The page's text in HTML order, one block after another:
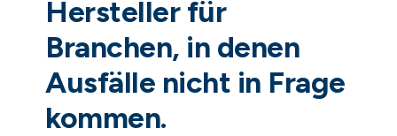
Hersteller für
Branchen, in denen
Ausfälle nicht in Frage
kommen.